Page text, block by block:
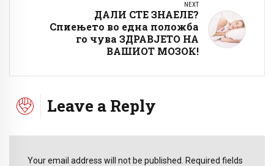
NEXT
ДАЛИ СТЕ ЗНАЕЛЕ?
Спиењето во една положба
го чува ЗДРАВЈЕТО НА
ВАШИОТ МОЗОК!
Leave a Reply
Your email address will not be published. Required fields